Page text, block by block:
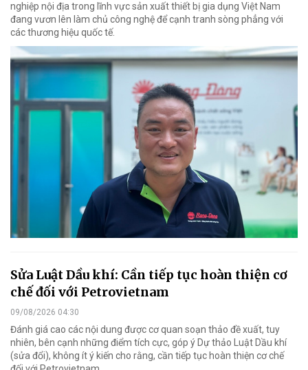
nghiệp nội địa trong lĩnh vực sản xuất thiết bị gia dụng Việt Nam
đang vươn lên làm chủ công nghệ để cạnh tranh sòng phẳng với
các thương hiệu quốc tế.
Sửa Luật Dầu khí: Cần tiếp tục hoàn thiện cơ
chế đối với Petrovietnam
09/08/2026 04:30
Đánh giá cao các nội dung được cơ quan soạn thảo đề xuất, tuy
nhiên, bên cạnh những điểm tích cực, góp ý Dự thảo Luật Dầu khí
(sửa đổi), không ít ý kiến cho rằng, cần tiếp tục hoàn thiện cơ chế